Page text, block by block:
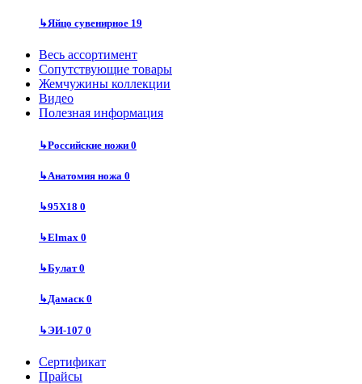
↳Яйцо сувенирное 19
Весь ассортимент
Сопутствующие товары
Жемчужины коллекции
Видео
Полезная информация
↳Российские ножи 0
↳Анатомия ножа 0
↳95Х18 0
↳Elmax 0
↳Булат0
↳Дамаск0
↳ЭИ-107 0
Сертификат
Прайсы